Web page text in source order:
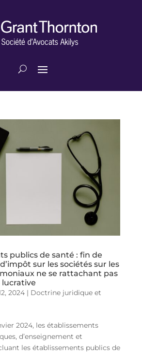
publics de santé : fin de
sur les sociétés sur les
ne se rattachant pas
2024| Doctrine juridique et
2024, les établissements
d’enseignement et
les établissements publics de